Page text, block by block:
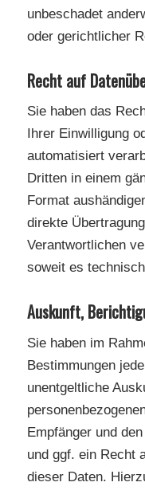
unbeschadet
oder gerichtlicher
Recht auf
Sie haben das
Ihrer Einwilligung
automatisiert
Dritten in einem
Format
direkte
Verantwortlichen
soweit es
Auskunft,
Sie haben im
Bestimmungen
unentgeltliche
Empfänger und
und ggf. ein Recht
dieser Daten.